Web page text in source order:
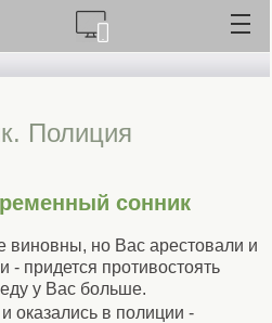
Полиция
сонник
виновны, но Вас арестовали и
- придется противостоять
у Вас больше.
оказались в полиции -